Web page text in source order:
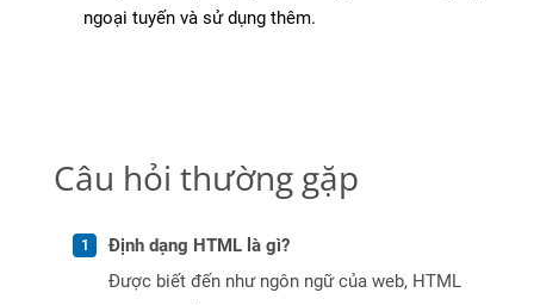
ngoại tuyến và sử dụng thêm.
Câu hỏi thường gặp
Định dạng HTML là gì?
Được biết đến như ngôn ngữ của web, HTML